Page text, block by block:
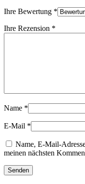
Ihre Bewertung *
Ihre Rezension *
Name *
E-Mail *
Name, E-Mail-
meinen nächsten